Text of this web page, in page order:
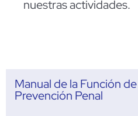
nuestras actividades.
Manual de la Función
Prevención Penal